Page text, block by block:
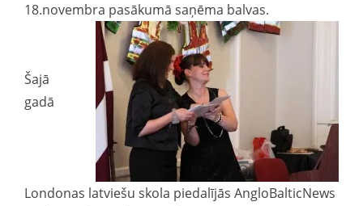
18.novembra pasākumā saņēma balvas.
Šajā
gadā
Londonas latviešu skola piedalījās AngloBalticNews